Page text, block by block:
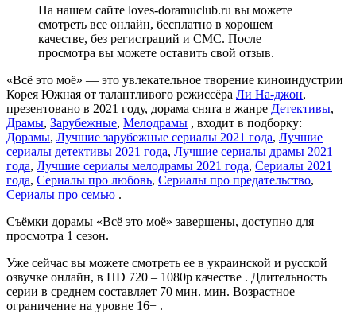
На нашем сайте loves-doramuclub.ru вы можете
смотреть все онлайн, бесплатно в хорошем
качестве, без регистраций и СМС. После
просмотра вы можете оставить свой отзыв.
«Всё это моё» — это увлекательное творение киноиндустрии
Корея Южная от талантливого режиссёра Ли На-джон,
презентовано в 2021 году, дорама снята в жанре Детективы,
Драмы, Зарубежные, Мелодрамы , входит в подборку:
Дорамы, Лучшие зарубежные сериалы 2021 года, Лучшие
сериалы детективы 2021 года, Лучшие сериалы драмы 2021
года, Лучшие сериалы мелодрамы 2021 года, Сериалы 2021
года, Сериалы про любовь, Сериалы про предательство,
Сериалы про семью .
Съёмки дорамы «Всё это моё» завершены, доступно для
просмотра 1 сезон.
Уже сейчас вы можете смотреть ее в украинской и русской
озвучке онлайн, в HD 720 – 1080p качестве . Длительность
серии в среднем составляет 70 мин. мин. Возрастное
ограничение на уровне 16+ .